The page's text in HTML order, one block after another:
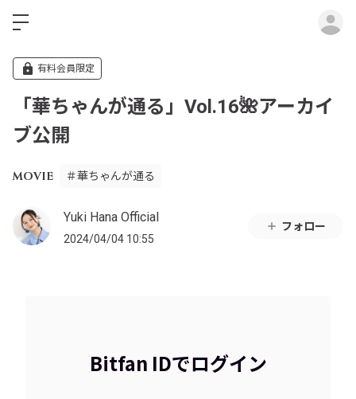
有料会員限定
「華ちゃんが通る」Vol.16🌺アーカイ
ブ公開
MOVIE ＃華ちゃんが通る
Yuki Hana Official
2024/04/04 10:55
フォロー
Bitfan IDでログイン